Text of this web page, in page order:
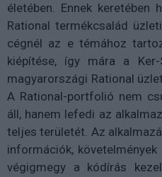
életében. Ennek keretében
Rational termékcsalád
cégnél az e témához
kiépítése, így mára a
magyarországi Rational
A Rational-portfolió nem
áll, hanem lefedi az
teljes területét. Az
információk,
végigmegy a kódírás